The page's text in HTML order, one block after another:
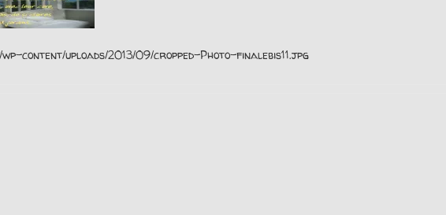
content/uploads/2013/09/cropped-Photo-finalebis11.jpg